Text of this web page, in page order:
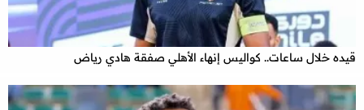
قيده خلال ساعات.. كواليس إنهاء الأهلي صفقة هادي رياض